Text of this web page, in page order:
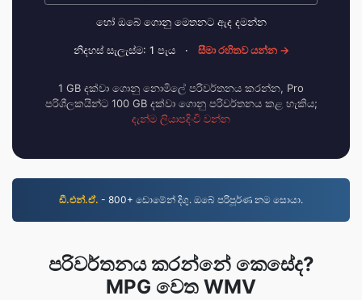
හෝ ඔබේ ගොනු මෙතනට ඇද දමන්න
නිදහස් සැලැස්ම: 1 පැය · සීමා රහිතව යන්න →
1 GB දක්වා ගොනු නොමිලේ පරිවර්තනය කරන්න, Pro
පරිශීලකයින්ට 100 GB දක්වා ගොනු පරිවර්තනය කළ හැකිය;
දැන්ම ලියාපදිංචි වන්න
ඩී.එන්.ඒ. - 800+ ඩොමේන් දිගු. ඔබේ පරිපූර්ණ නම සොයා.
පරිවර්තනය කරන්නේ කෙසේද?
MPG වෙත WMV